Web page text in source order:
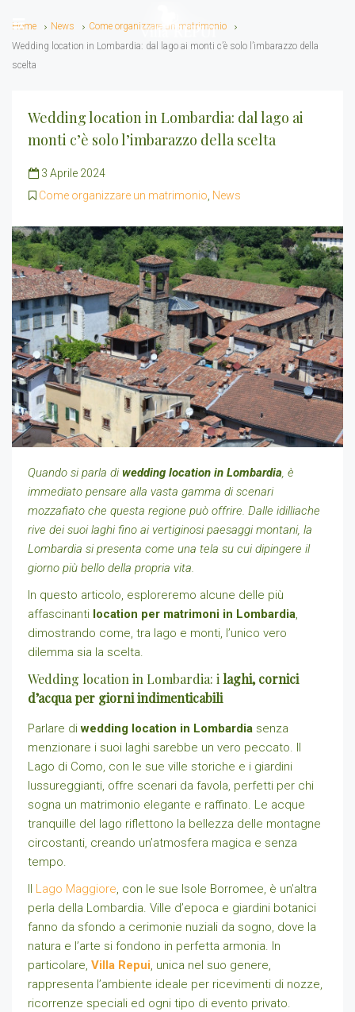
Home News
Come organizzare un matrimonio
Wedding location in Lombardia: dal lago ai monti c’è solo l’imbarazzo della
scelta
Wedding location in Lombardia: dal lago ai
monti c’è solo l’imbarazzo della scelta
3 Aprile 2024
Come organizzare un matrimonio News
Quando si parla di wedding location in Lombardia, è
immediato pensare alla vasta gamma di scenari
mozzafiato che questa regione può offrire. Dalle idilliache
rive dei suoi laghi fino ai vertiginosi paesaggi montani, la
Lombardia si presenta come una tela su cui dipingere il
giorno più bello della propria vita.
In questo articolo, esploreremo alcune delle più
affascinanti location per matrimoni in Lombardia,
dimostrando come, tra lago e monti, l’unico vero
dilemma sia la scelta.
Wedding location in Lombardia: ilaghi, cornici
d’acqua per giorni indimenticabili
Parlare diwedding location in Lombardia senza
menzionare i suoi laghi sarebbe un vero peccato. Il
Lago di Como, con le sue ville storiche e i giardini
lussureggianti, offre scenari da favola, perfetti per chi
sogna un matrimonio elegante e raffinato. Le acque
tranquille del lago riflettono la bellezza delle montagne
circostanti, creando un’atmosfera magica e senza
tempo.
Lago Maggiore, con le sue Isole Borromee, è un’altra
perla della Lombardia. Ville d’epoca e giardini botanici
fanno da sfondo a cerimonie nuziali da sogno, dove la
natura e l’arte si fondono in perfetta armonia. In
particolare, Villa Repui, unica nel suo genere,
rappresenta l’ambiente ideale per ricevimenti di nozze,
ricorrenze speciali ed ogni tipo di evento privato.